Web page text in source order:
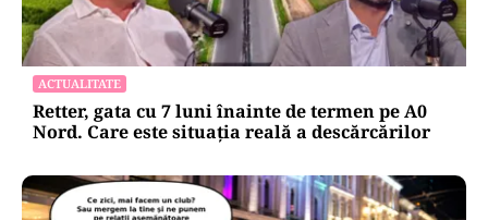
HOROSCOP
Horoscop 7 august 2026: ziua în care Berbecii își
pierd răbdarea, iar Taurii pierd bani